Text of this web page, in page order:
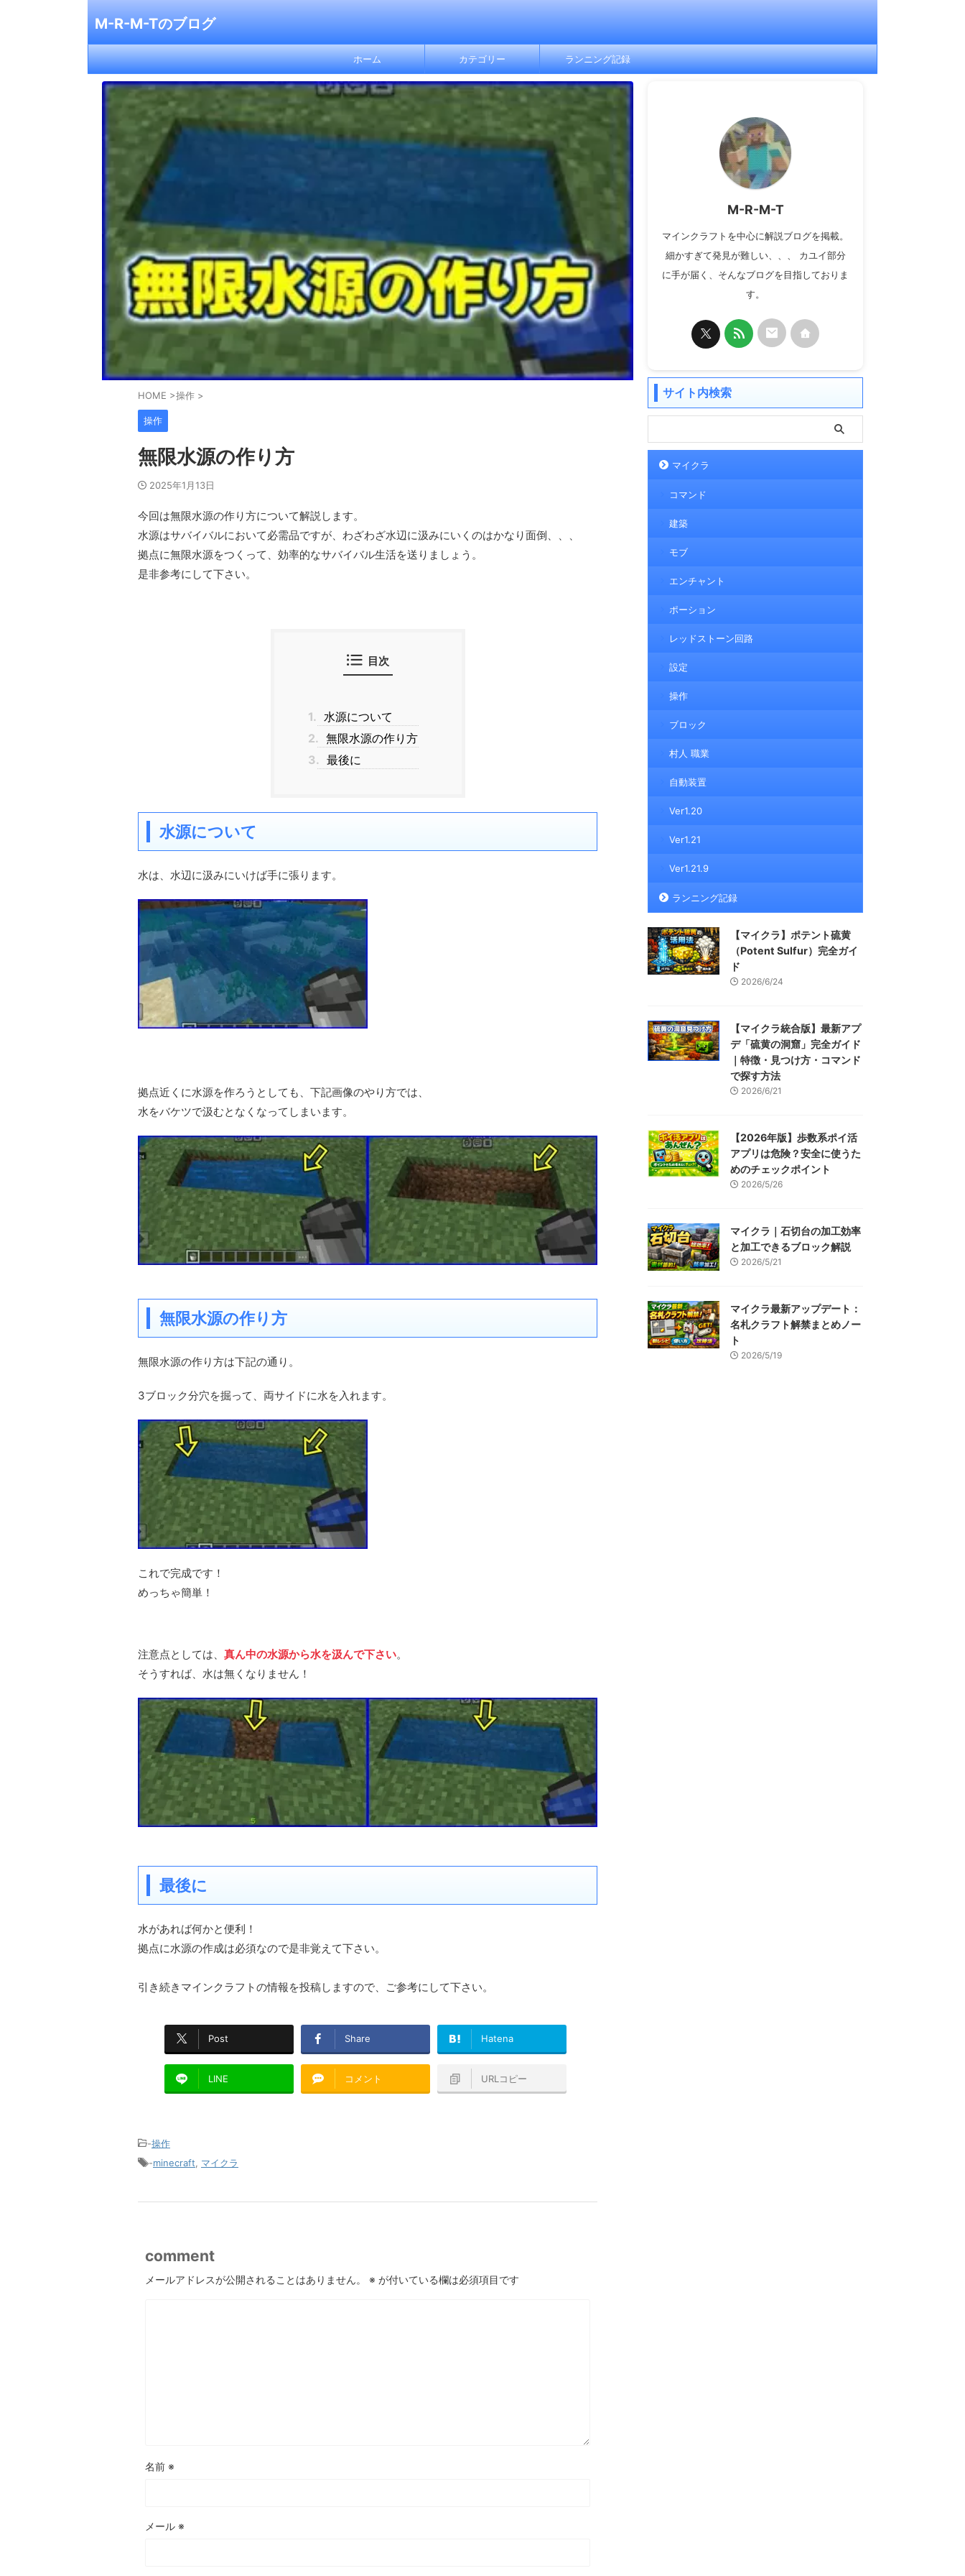
M-R-M-Tのブログ
ホーム カテゴリー ランニング記録
HOME >操作 >
操作
無限水源の作り方
2025年1月13日
今回は無限水源の作り方について解説します。
水源はサバイバルにおいて必需品ですが、わざわざ水辺に汲みにいくのはかなり面倒、、、
拠点に無限水源をつくって、効率的なサバイバル生活を送りましょう。
是非参考にして下さい。
目次
1. 水源について
2. 無限水源の作り方
3. 最後に
水源について
水は、水辺に汲みにいけば手に張ります。
拠点近くに水源を作ろうとしても、下記画像のやり方では、
水をバケツで汲むとなくなってしまいます。
無限水源の作り方
無限水源の作り方は下記の通り。
3ブロック分穴を掘って、両サイドに水を入れます。
これで完成です！
めっちゃ簡単！
注意点としては、 真ん中の水源から水を汲んで下さい。
そうすれば、水は無くなりません！
最後に
水があれば何かと便利！
拠点に水源の作成は必須なので是非覚えて下さい。
引き続きマインクラフトの情報を投稿しますので、ご参考にして下さい。
Post Share Hatena
LINE コメント URLコピー
-操作
-minecraft, マイクラ
comment
メールアドレスが公開されることはありません。 ※ が付いている欄は必須項目です
名前 ※
メール ※
M-R-M-T
マインクラフトを中心に解説ブログを掲載。
細かすぎて発見が難しい、、、 カユイ部分
に手が届く、そんなブログを目指しておりま
す。
サイト内検索
マイクラ
コマンド
建築
モブ
エンチャント
ポーション
レッドストーン回路
設定
操作
ブロック
村人 職業
自動装置
Ver1.20
Ver1.21
Ver1.21.9
ランニング記録
【マイクラ】ポテント硫黄
（Potent Sulfur）完全ガイ
ド
2026/6/24
【マイクラ統合版】最新アプ
デ「硫黄の洞窟」完全ガイド
｜特徴・見つけ方・コマンド
で探す方法
2026/6/21
【2026年版】歩数系ポイ活
アプリは危険？安全に使うた
めのチェックポイント
2026/5/26
マイクラ｜石切台の加工効率
と加工できるブロック解説
2026/5/21
マイクラ最新アップデート：
名札クラフト解禁まとめノー
ト
2026/5/19